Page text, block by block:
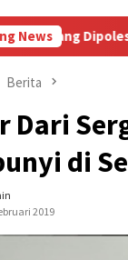
NewsBak Kawasan
Berita
Dari
di
2019